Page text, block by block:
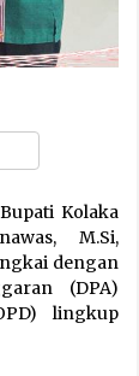
Kolaka
M.Si,
dengan
(DPA)
lingkup